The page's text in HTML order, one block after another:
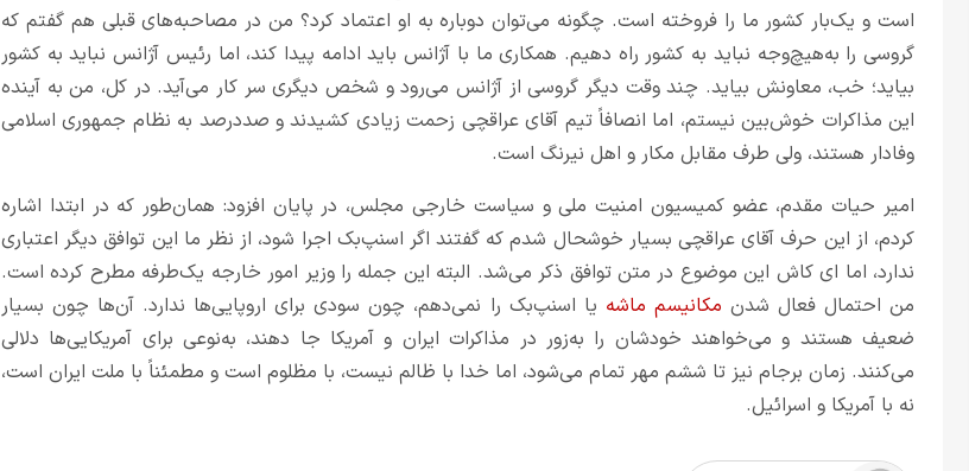
است و یک‌بار کشور ما را فروخته است. چگونه می‌توان دوباره به او اعتماد کرد؟ من در مصاحبه‌های قبلی هم گفتم که
گروسی را به‌هیچ‌وجه نباید به کشور راه دهیم. همکاری ما با آژانس باید ادامه پیدا کند، اما رئیس آژانس نباید به کشور
بیاید؛ خب، معاونش بیاید. چند وقت دیگر گروسی از آژانس می‌رود و شخص دیگری سر کار می‌آید. در کل، من به آینده
این مذاکرات خوش‌بین نیستم، اما انصافاً تیم آقای عراقچی زحمت زیادی کشیدند و صددرصد به نظام جمهوری اسلامی
وفادار هستند، ولی طرف مقابل مکار و اهل نیرنگ است.
امیر حیات مقدم، عضو کمیسیون امنیت ملی و سیاست خارجی مجلس، در پایان افزود: همان‌طور که در ابتدا اشاره
کردم، از این حرف آقای عراقچی بسیار خوشحال شدم که گفتند اگر اسنپ‌بک اجرا شود، از نظر ما این توافق دیگر اعتباری
ندارد، اما ای کاش این موضوع در متن توافق ذکر می‌شد. البته این جمله را وزیر امور خارجه یک‌طرفه مطرح کرده است.
من احتمال فعال شدن مکانیسم ماشه یا اسنپ‌بک را نمی‌دهم، چون سودی برای اروپایی‌ها ندارد. آن‌ها چون بسیار
ضعیف هستند و می‌خواهند خودشان را به‌زور در مذاکرات ایران و آمریکا جا دهند، به‌نوعی برای آمریکایی‌ها دلالی
می‌کنند. زمان برجام نیز تا ششم مهر تمام می‌شود، اما خدا با ظالم نیست، با مظلوم است و مطمئناً با ملت ایران است،
نه با آمریکا و اسرائیل.